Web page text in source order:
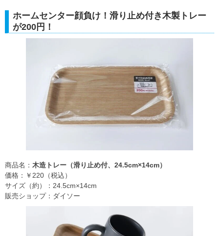
ホームセンター顔負け！滑り止め付き木製トレー
が200円！
商品名： 木造トレー（滑り止め付、24.5cm×14cm）
価格：￥220（税込）
サイズ（約）：24.5cm×14cm
販売ショップ：ダイソー